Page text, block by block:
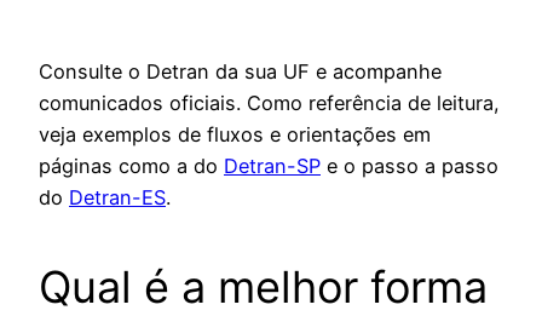
Consulte o Detran da sua UF e acompanhe
comunicados oficiais. Como referência de leitura,
veja exemplos de fluxos e orientações em
páginas como a do Detran-SP e o passo a passo
do Detran-ES.
Qual é a melhor forma